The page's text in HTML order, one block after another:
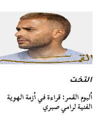
التخت
ألبوم القمر: قراءة في أزمة الهوية
الفنية لرامي صبري